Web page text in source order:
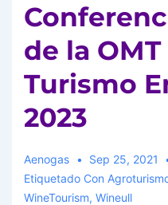
de la
Turismo
2023
Aenogas Sep 25, 2021
Etiquetado Con
WineTourism, Wineull